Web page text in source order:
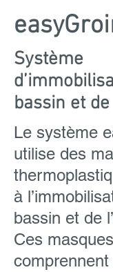
Système
bassin et
Le système
utilise des
à
bassin et de
Ces masques